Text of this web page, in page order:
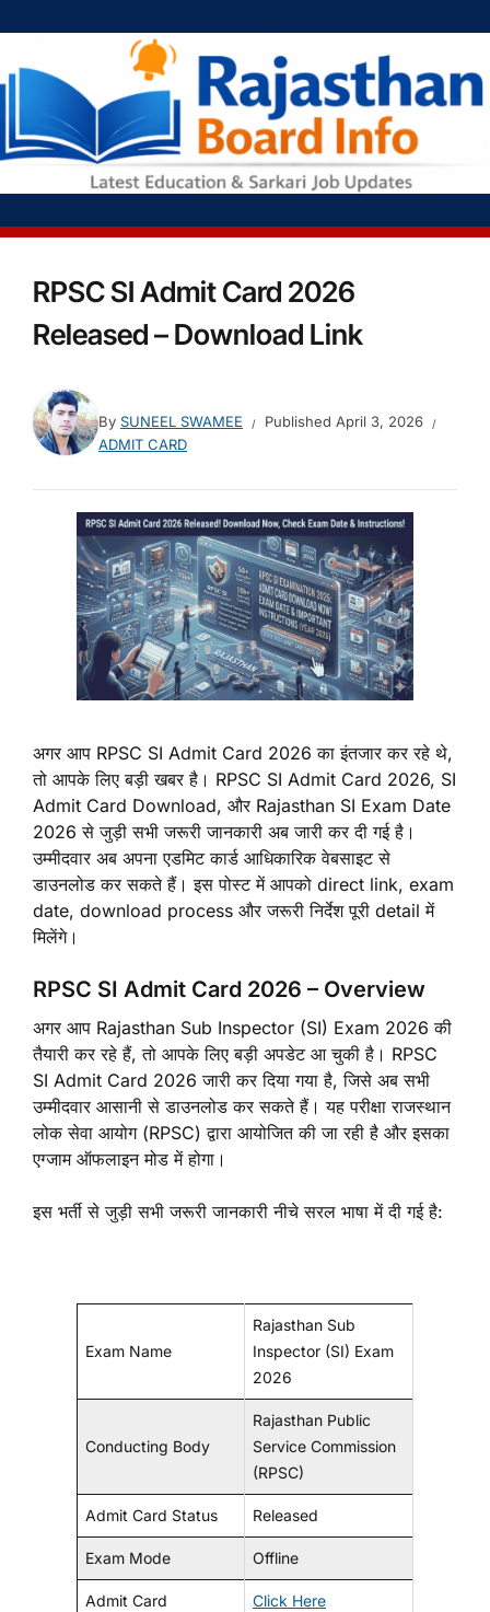
RPSC SI Admit Card 2026
Released – Download Link
By SUNEEL SWAMEE Published April 3, 2026
ADMIT CARD
अगर आप RPSC SI Admit Card 2026 का इंतजार कर रहे थे,
तो आपके लिए बड़ी खबर है। RPSC SI Admit Card 2026, SI
Admit Card Download, और Rajasthan SI Exam Date
2026 से जुड़ी सभी जरूरी जानकारी अब जारी कर दी गई है।
उम्मीदवार अब अपना एडमिट कार्ड आधिकारिक वेबसाइट से
डाउनलोड कर सकते हैं। इस पोस्ट में आपको direct link, exam
date, download process और जरूरी निर्देश पूरी detail में
मिलेंगे।
RPSC SI Admit Card 2026 – Overview
अगर आप Rajasthan Sub Inspector (SI) Exam 2026 की
तैयारी कर रहे हैं, तो आपके लिए बड़ी अपडेट आ चुकी है। RPSC
SI Admit Card 2026 जारी कर दिया गया है, जिसे अब सभी
उम्मीदवार आसानी से डाउनलोड कर सकते हैं। यह परीक्षा राजस्थान
लोक सेवा आयोग (RPSC) द्वारा आयोजित की जा रही है और इसका
एग्जाम ऑफलाइन मोड में होगा।
इस भर्ती से जुड़ी सभी जरूरी जानकारी नीचे सरल भाषा में दी गई है:
Exam Name
Rajasthan Sub
Inspector (SI) Exam
2026
Conducting Body
Rajasthan Public
Service Commission
(RPSC)
Admit Card Status Released
Exam Mode Offline
Admit Card Click Here